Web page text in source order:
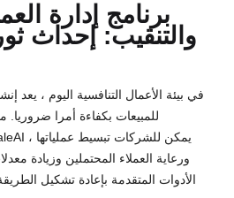
برنامج إدارة
والتنقيب: إحداث
في بيئة الأعمال التنافسية اليوم ، يعد
للمبيعات بكفاءة أمرا ضروريا.
ورعاية العملاء المحتملين وزيادة
الأدوات المتقدمة بإعادة تشكيل